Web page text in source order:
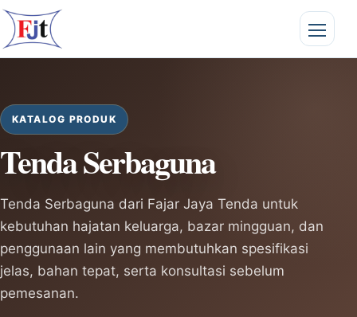
KATALOG PRODUK
Tenda Serbaguna
Tenda Serbaguna dari Fajar Jaya Tenda untuk
kebutuhan hajatan keluarga, bazar mingguan, dan
penggunaan lain yang membutuhkan spesifikasi
jelas, bahan tepat, serta konsultasi sebelum
pemesanan.